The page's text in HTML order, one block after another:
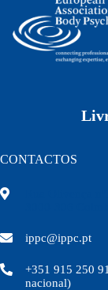
CONTACTOS
ippc@ippc.pt
+351 915 250
nacional)